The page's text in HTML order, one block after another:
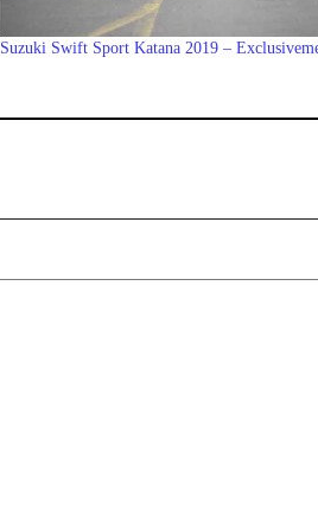
Suzuki Swift Sport Katana 2019 –